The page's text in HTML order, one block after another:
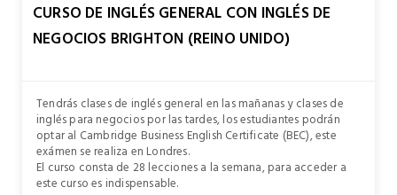
CURSO DE INGLÉS GENERAL CON INGLÉS DE
NEGOCIOS BRIGHTON (REINO UNIDO)
Tendrás clases de inglés general en las mañanas y clases de
inglés para negocios por las tardes, los estudiantes podrán
optar al Cambridge Business English Certificate (BEC), este
exámen se realiza en Londres.
El curso consta de 28 lecciones a la semana, para acceder a
este curso es indispensable.